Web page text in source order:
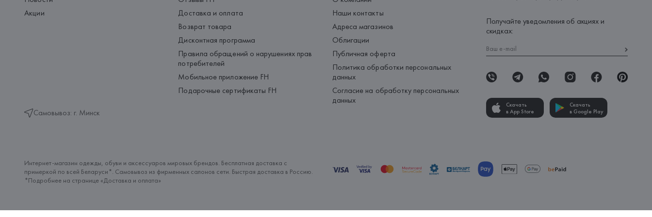
Акции
Самовывоз: г. Минск
Доставка и оплата
Возврат товара
Дисконтная программа
Правила обращений о нарушениях прав
потребителей
Мобильное приложение FH
Подарочные сертификаты FH
Наши контакты
Адреса магазинов
Облигации
Публичная оферта
Политика обработки персональных
данных
Согласие на обработку персональных
данных
Получайте уведомления об акциях и
скидках:
Скачать
в App Store
Скачать
в Google Play
Интернет-магазин одежды, обуви и аксессуаров мировых брендов. Бесплатная доставка с
примеркой по всей Беларуси*. Самовывоз из фирменных салонов сети. Быстрая доставка в Россию.
*Подробнее на странице «Доставка и оплата»